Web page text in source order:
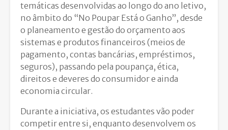
temáticas desenvolvidas ao longo do ano letivo,
no âmbito do “No Poupar Está o Ganho”, desde
o planeamento e gestão do orçamento aos
sistemas e produtos financeiros (meios de
pagamento, contas bancárias, empréstimos,
seguros), passando pela poupança, ética,
direitos e deveres do consumidor e ainda
economia circular.
Durante a iniciativa, os estudantes vão poder
competir entre si, enquanto desenvolvem os